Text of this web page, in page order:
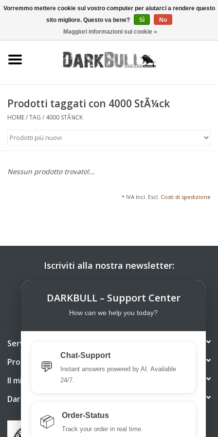
0 Articoli - €0,00
tiro
all'aperto
Prodotti taggati con 4000 StÃ¼ck
HOME/TAG / 4000 STÃ¼CK
Nessun prodotto trovato!...
* IVA Incl. Escl. Costi di spedizione
Iscriviti alla nostra newsletter:
Servizio di assistenza
Prodotti
Il mio account
DarkBull TrendStore
Vorremmo mettere cookie sul vostro computer per aiutarci a rendere questo
sito migliore. Questo va bene?
Sì
No
Maggiori informazioni sui cookie »
DARKBULL – Support Center
How can we help you today?
💬
Chat-Support
Instant answers powered by AI. Available
24/7.
📦 Order-Status
Track your order in real time.